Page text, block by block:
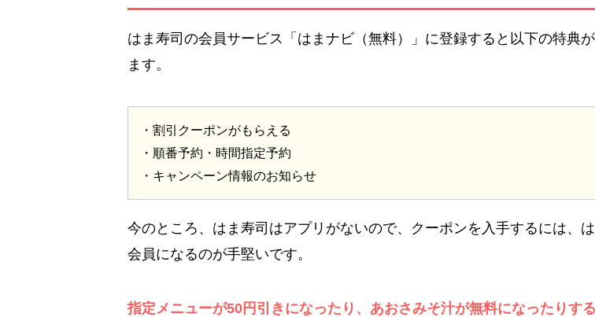
はま寿司の会員サービス「はまナビ（無料）」に登録すると以下の特典
ます。
・割引クーポンがもらえる
・順番予約・時間指定予約
・キャンペーン情報のお知らせ
今のところ、はま寿司はアプリがないので、クーポンを入手するには、
会員になるのが手堅いです。
指定メニューが50円引きになったり、あおさみそ汁が無料になったりす